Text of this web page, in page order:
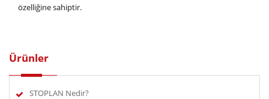
özelliğine sahiptir.
Ürünler
STOPLAN Nedir?